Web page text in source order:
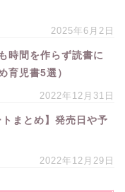
2025年6月2日
時間を作らず読書に
育児書5選）
2022年12月31日
まとめ】発売日や予
2022年12月29日